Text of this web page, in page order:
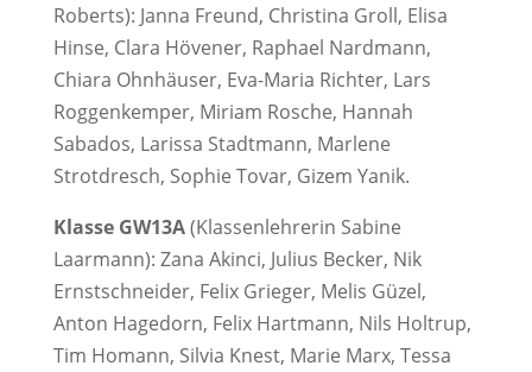
Roberts): Janna Freund, Christina Groll, Elisa
Hinse, Clara Hövener, Raphael Nardmann,
Chiara Ohnhäuser, Eva-Maria Richter, Lars
Roggenkemper, Miriam Rosche, Hannah
Sabados, Larissa Stadtmann, Marlene
Strotdresch, Sophie Tovar, Gizem Yanik.
Klasse GW13A(Klassenlehrerin Sabine
Laarmann): Zana Akinci, Julius Becker, Nik
Ernstschneider, Felix Grieger, Melis Güzel,
Anton Hagedorn, Felix Hartmann, Nils Holtrup,
Tim Homann, Silvia Knest, Marie Marx, Tessa